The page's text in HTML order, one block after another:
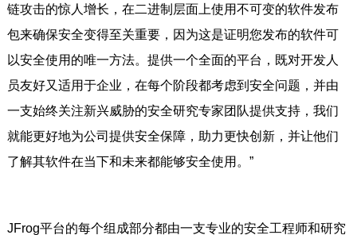
链攻击的惊人增长，在二进制层面上使用不可变的软件发布
包来确保安全变得至关重要，因为这是证明您发布的软件可
以安全使用的唯一方法。提供一个全面的平台，既对开发人
员友好又适用于企业，在每个阶段都考虑到安全问题，并由
一支始终关注新兴威胁的安全研究专家团队提供支持，我们
就能更好地为公司提供安全保障，助力更快创新，并让他们
了解其软件在当下和未来都能够安全使用。”
JFrog平台的每个组成部分都由一支专业的安全工程师和研究